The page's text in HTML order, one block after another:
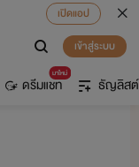
เปิดแอป
เข้าสู่ระบบ
มาใหม่
ดรีมแชท ธัญลิสต์